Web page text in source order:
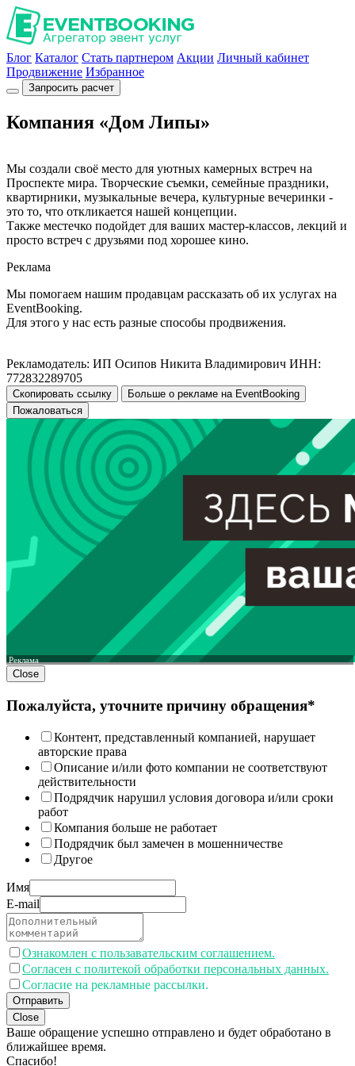
Блог Каталог Стать партнером Акции Личный кабинет
Продвижение Избранное
Запросить расчет
Компания «Дом Липы»
Мы создали своё место для уютных камерных встреч на
Проспекте мира. Творческие съемки, семейные праздники,
квартирники, музыкальные вечера, культурные вечеринки -
это то, что откликается нашей концепции.
Также местечко подойдет для ваших мастер-классов, лекций и
просто встреч с друзьями под хорошее кино.
Реклама
Мы помогаем нашим продавцам рассказать об их услугах на
EventBooking.
Для этого у нас есть разные способы продвижения.
Рекламодатель: ИП Осипов Никита Владимирович ИНН:
772832289705
Скопировать ссылку
Больше о рекламе на EventBooking
Пожаловаться
Реклама
Close
Пожалуйста, уточните причину обращения*
Контент, представленный компанией, нарушает
авторские права
Описание и/или фото компании не соответствуют
действительности
Подрядчик нарушил условия договора и/или сроки
работ
Компания больше не работает
Подрядчик был замечен в мошенничестве
Другое
Имя
E-mail
Ознакомлен с пользавательским соглашением.
Согласен с политекой обработки персональных данных.
Согласие на рекламные рассылки.
Отправить
Close
Ваше обращение успешно отправлено и будет обработано в
ближайшее время.
Спасибо!